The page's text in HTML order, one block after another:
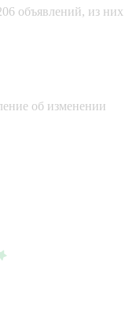
объявлений, из них
об изменении